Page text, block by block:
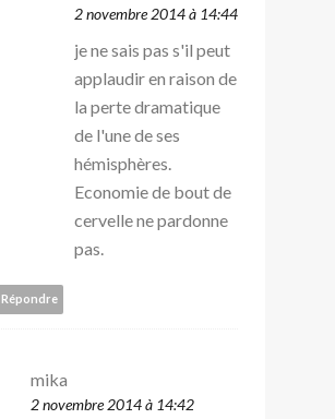
2 novembre 2014 à 14:44
je ne sais pas s'il peut
applaudir en raison de
la perte dramatique
de l'une de ses
hémisphères.
Economie de bout de
cervelle ne pardonne
pas.
Répondre
mika
2 novembre 2014 à 14:42